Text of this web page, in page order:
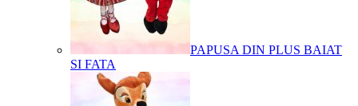
PAPUSA DIN PLUS BAIAT
SI FATA